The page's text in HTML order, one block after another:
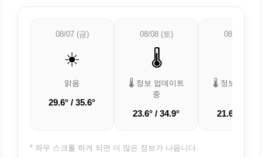
08/07 (금)
☀️
맑음
29.6° / 35.6°
08/08 (토)
🌡️
🌡️ 정보 업데이트
중
23.6° / 34.9°
08/09 (일)
🌡️ 정보 업데이
21.6° /
* 좌우 스크롤 하게 되면 더 많은 정보가 나옵니다.